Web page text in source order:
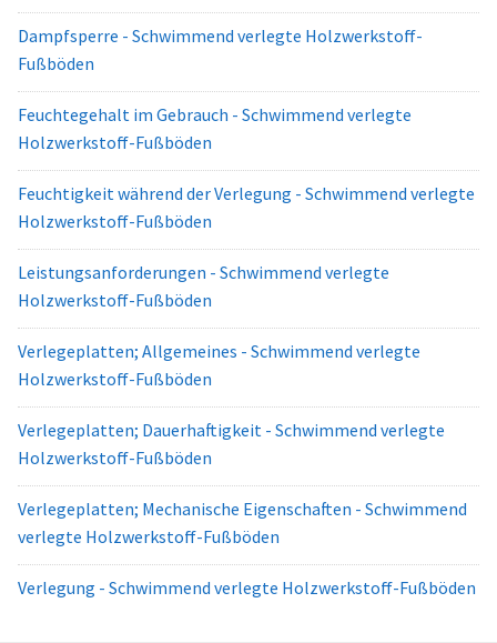
Dampfsperre - Schwimmend verlegte Holzwerkstoff-
Fußböden
Feuchtegehalt im Gebrauch - Schwimmend verlegte
Holzwerkstoff-Fußböden
Feuchtigkeit während der Verlegung - Schwimmend verlegte
Holzwerkstoff-Fußböden
Leistungsanforderungen - Schwimmend verlegte
Holzwerkstoff-Fußböden
Verlegeplatten; Allgemeines - Schwimmend verlegte
Holzwerkstoff-Fußböden
Verlegeplatten; Dauerhaftigkeit - Schwimmend verlegte
Holzwerkstoff-Fußböden
Verlegeplatten; Mechanische Eigenschaften - Schwimmend
verlegte Holzwerkstoff-Fußböden
Verlegung - Schwimmend verlegte Holzwerkstoff-Fußböden